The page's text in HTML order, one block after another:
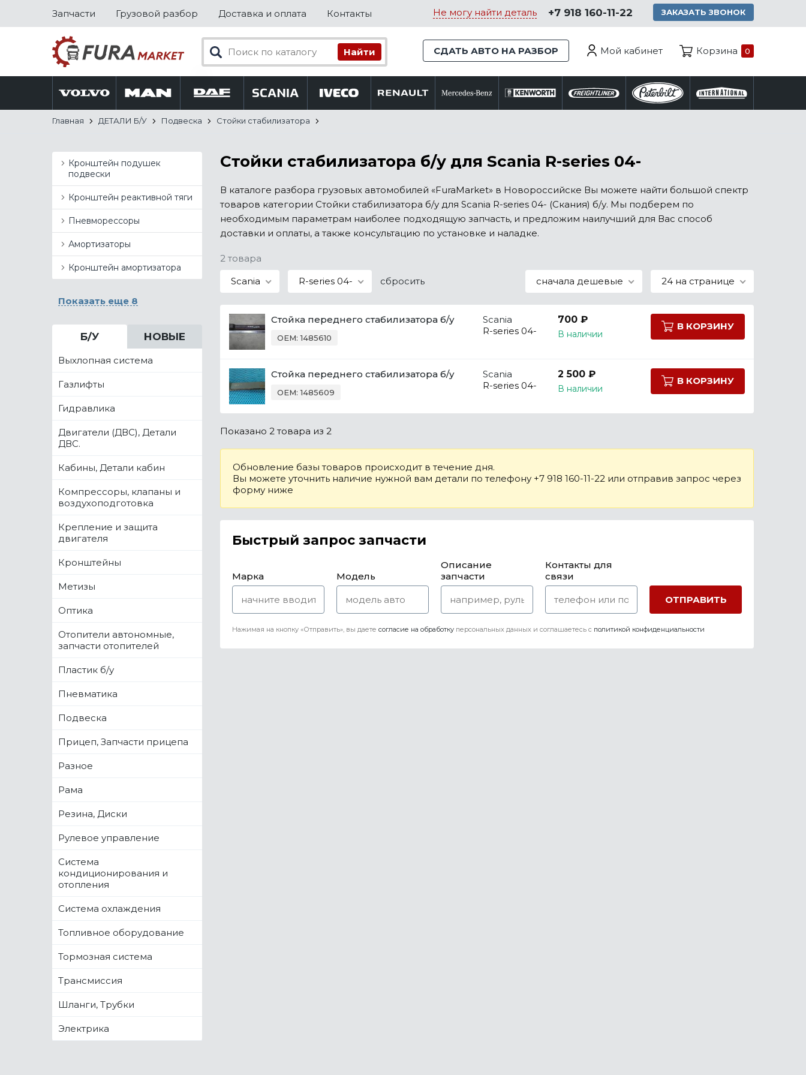
Запчасти Грузовой разбор Доставка и оплата Контакты Не могу найти деталь +7 918 160-11-22 ЗАКАЗАТЬ ЗВОНОК
СДАТЬ АВТО НА РАЗБОР Мой кабинет Корзина 0
Главная ДЕТАЛИ Б/У Подвеска Стойки стабилизатора
Кронштейн подушек
подвески
Кронштейн реактивной тяги
Пневморессоры
Амортизаторы
Кронштейн амортизатора
Показать еще 8
Б/У НОВЫЕ
Выхлопная система
Газлифты
Гидравлика
Двигатели (ДВС), Детали
ДВС.
Кабины, Детали кабин
Компрессоры, клапаны и
воздухоподготовка
Крепление и защита
двигателя
Кронштейны
Метизы
Оптика
Отопители автономные,
запчасти отопителей
Пластик б/у
Пневматика
Подвеска
Прицеп, Запчасти прицепа
Разное
Рама
Резина, Диски
Рулевое управление
Система
кондиционирования и
отопления
Система охлаждения
Топливное оборудование
Тормозная система
Трансмиссия
Шланги, Трубки
Электрика
Стойки стабилизатора б/у для Scania R-series 04-
В каталоге разбора грузовых автомобилей «FuraMarket» в Новороссийске Вы можете найти большой спектр
товаров категории Стойки стабилизатора б/у для Scania R-series 04- (Скания) б/у. Мы подберем по
необходимым параметрам наиболее подходящую запчасть, и предложим наилучший для Вас способ
доставки и оплаты, а также консультацию по установке и наладке.
2 товара
Scania
R-series 04- сбросить сначала дешевые 24 на странице
Стойка переднего стабилизатора б/у
OEM: 1485610
Scania
R-series 04-
700 ₽
В наличии
В КОРЗИНУ
Стойка переднего стабилизатора б/у
OEM: 1485609
Scania
R-series 04-
2 500 ₽
В наличии
В КОРЗИНУ
Показано 2 товара из 2
Обновление базы товаров происходит в течение дня.
Вы можете уточнить наличие нужной вам детали по телефону +7 918 160-11-22 или отправив запрос через
форму ниже
Быстрый запрос запчасти
Марка Модель
Описание
запчасти
Контакты для
связи
Нажимая на кнопку «Отправить», вы даете согласие на обработку персональных данных и соглашаетесь c политикой конфиденциальности